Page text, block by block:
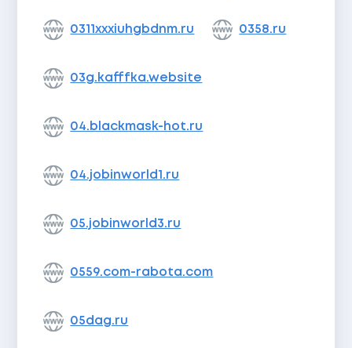
0311xxxiuhgbdnm.ru 0358.ru
03g.kafffka.website
04.blackmask-hot.ru
04.jobinworld1.ru
05.jobinworld3.ru
0559.com-rabota.com
05dag.ru